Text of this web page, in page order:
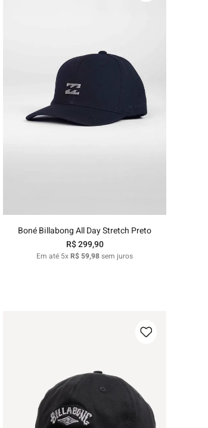
Boné Billabong All Day Stretch Preto
R$299,90
Em até 5xR$ 59,98sem juros